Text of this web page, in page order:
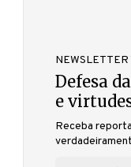
NEWSLETTER
Defesa
e
Receba